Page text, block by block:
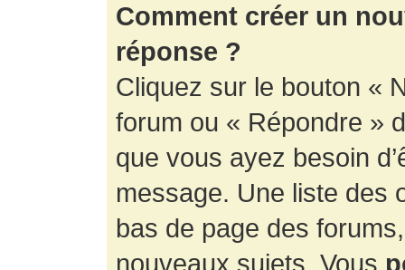
Comment créer un
réponse ?
Cliquez sur le bouton «
forum ou « Répondre »
que vous ayez besoin
message. Une liste des
bas de page des
nouveaux sujets, Vous